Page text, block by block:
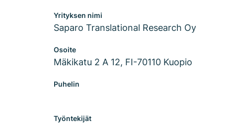
Yrityksen nimi
Saparo Translational Research Oy
Osoite
Mäkikatu 2 A 12, FI-70110 Kuopio
Puhelin
Työntekijät